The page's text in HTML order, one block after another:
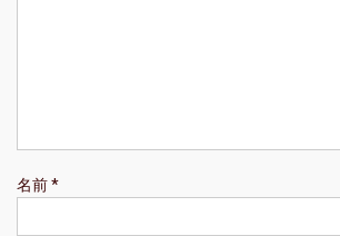
名前*